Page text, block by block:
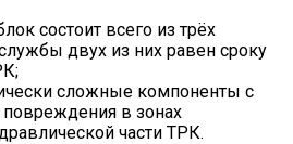
состоит всего из трёх
двух из них равен сроку
сложные компоненты с
в зонах
части ТРК.